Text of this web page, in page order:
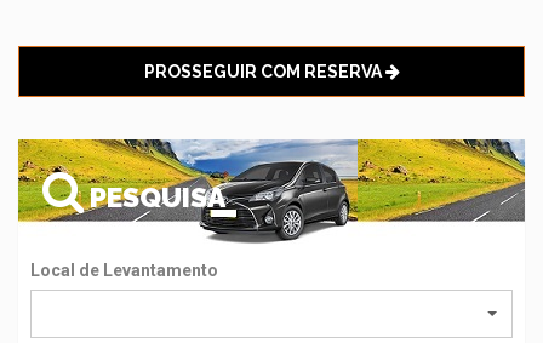
PROSSEGUIR COM RESERVA
PESQUISA
Local de Levantamento